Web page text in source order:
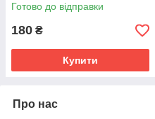
Готово до відправки
180 ₴
Купити
Про нас